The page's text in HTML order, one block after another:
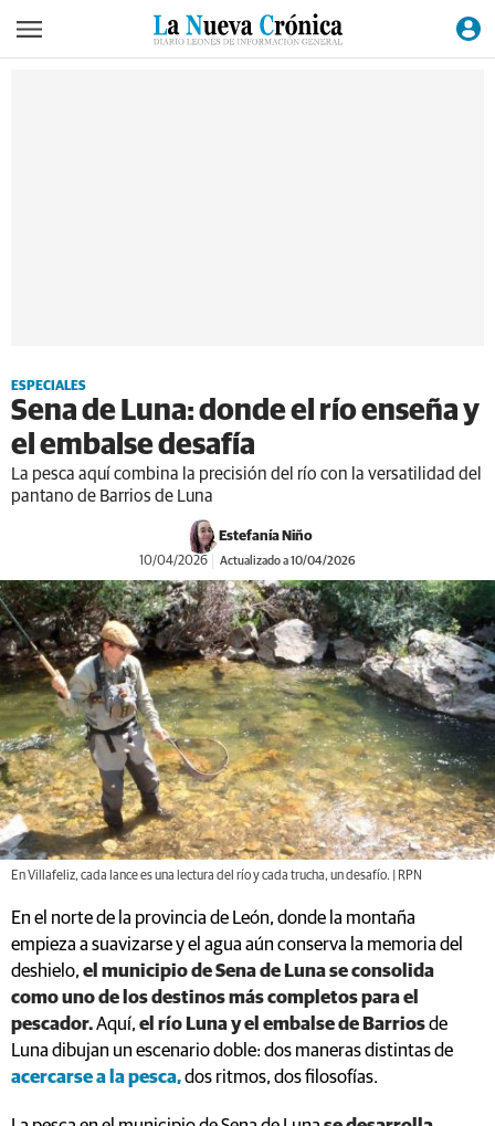
ESPECIALES
Sena de Luna: donde el río enseña y
el embalse desafía
La pesca aquí combina la precisión del río con la versatilidad del
pantano de Barrios de Luna
Estefanía Niño
10/04/2026 Actualizado a 10/04/2026
En Villafeliz, cada lance es una lectura del río y cada trucha, un desafío. | RPN
En el norte de la provincia de León, donde la montaña
empieza a suavizarse y el agua aún conserva la memoria del
deshielo, el municipio de Sena de Luna se consolida
como uno de los destinos más completos para el
pescador.Aquí, el río Luna y el embalse de Barriosde
Luna dibujan un escenario doble: dos maneras distintas de
acercarse a la pesca,dos ritmos, dos filosofías.